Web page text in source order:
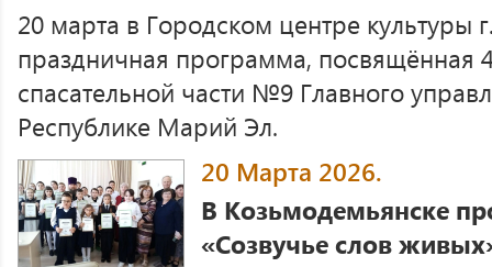
20 марта в Городском центре культуры
праздничная программа, посвящённая
спасательной части №9 Главного
Республике Марий Эл.
20 Марта 2026.
В Козьмодемьянске
«Созвучье слов